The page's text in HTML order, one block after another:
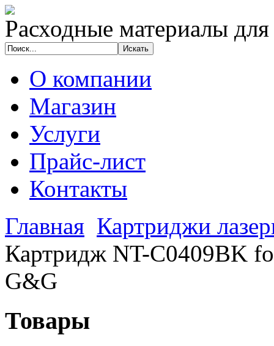
Расходные материалы
О компании
Магазин
Услуги
Прайс-лист
Контакты
Главная Картриджи
Картридж NT-C0409BK
G&G
Товары